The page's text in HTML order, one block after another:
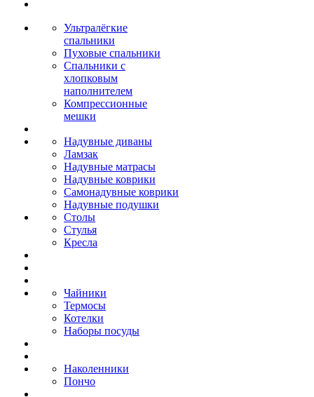
Ультралёгкие
спальники
Пуховые спальники
Спальники с
хлопковым
наполнителем
Компрессионные
мешки
Надувные диваны
Ламзак
Надувные матрасы
Надувные коврики
Самонадувные коврики
Надувные подушки
Столы
Стулья
Кресла
Чайники
Термосы
Котелки
Наборы посуды
Наколенники
Пончо